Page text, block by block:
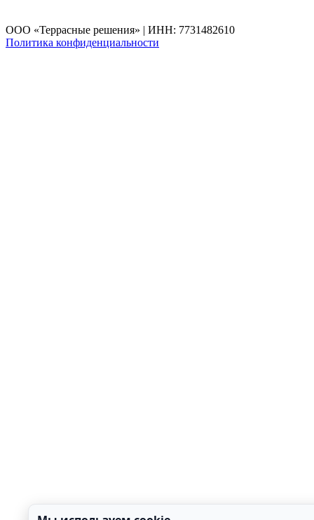
ООО «Террасные решения» | ИНН: 7731482610
Политика конфиденциальности